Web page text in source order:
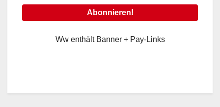
Ww enthält Banner + Pay-Links